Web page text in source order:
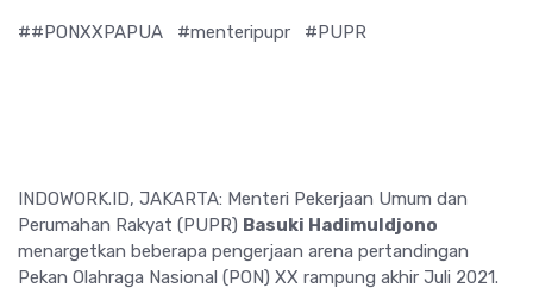
##PONXXPAPUA #menteripupr #PUPR
INDOWORK.ID, JAKARTA: Menteri Pekerjaan Umum dan
Perumahan Rakyat (PUPR) Basuki Hadimuldjono
menargetkan beberapa pengerjaan arena pertandingan
Pekan Olahraga Nasional (PON) XX rampung akhir Juli 2021.